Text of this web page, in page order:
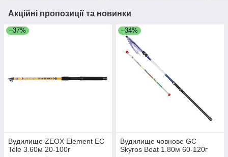
Акційні пропозиції та новинки
–37%
Вудилище ZEOX Element EС
Tele 3.60м 20-100г
–34%
Вудилище човнове GC
Skyros Boat 1.80м 60-120г